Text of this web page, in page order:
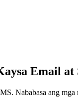
Email at
Nababasa ang